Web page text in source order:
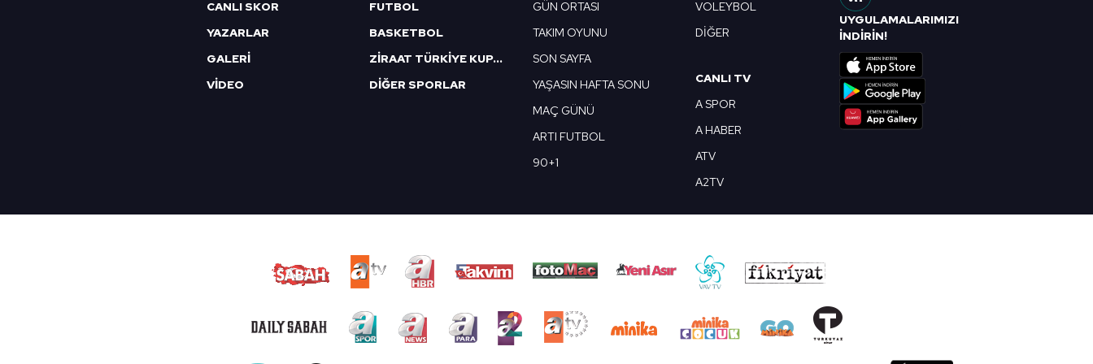
CANLI SKOR
YAZARLAR
GALERİ
VİDEO
FUTBOL
BASKETBOL
ZİRAAT TÜRKİYE KUPASI
DİĞER SPORLAR
GÜN ORTASI
TAKIM OYUNU
SON SAYFA
YAŞASIN HAFTA SONU
MAÇ GÜNÜ
ARTI FUTBOL
90+1
VOLEYBOL
DİĞER
CANLI TV
A SPOR
A HABER
ATV
A2TV
UYGULAMALARIMIZI
İNDİRİN!